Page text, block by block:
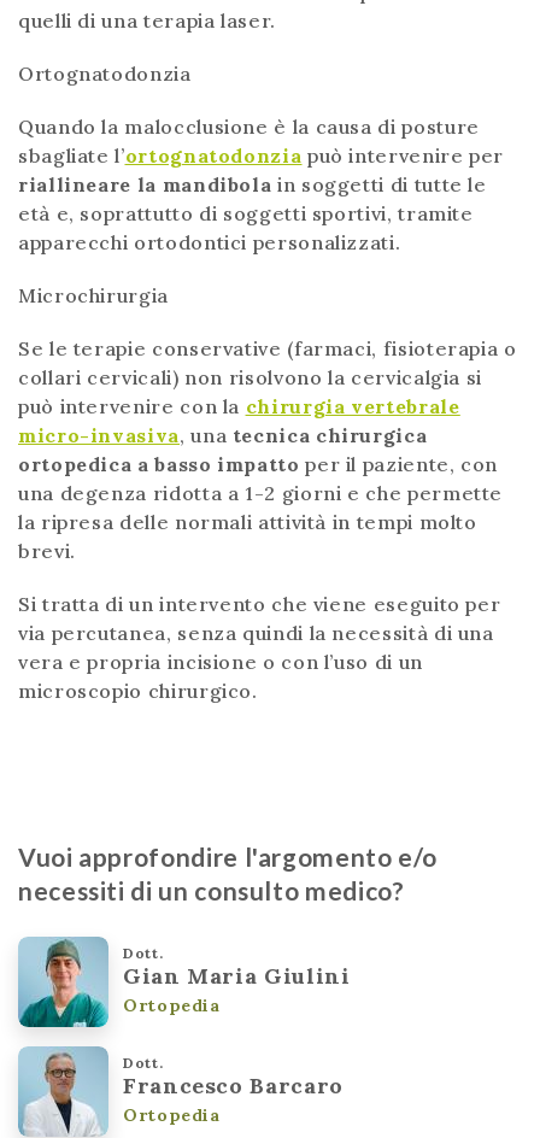
quelli di una terapia laser.
Ortognatodonzia
Quando la malocclusione è la causa di posture
sbagliate l’ortognatodonzia può intervenire per
riallineare la mandibola in soggetti di tutte le
età e, soprattutto di soggetti sportivi, tramite
apparecchi ortodontici personalizzati.
Microchirurgia
Se le terapie conservative (farmaci, fisioterapia o
collari cervicali) non risolvono la cervicalgia si
può intervenire con la chirurgia vertebrale
micro-invasiva, una tecnica chirurgica
ortopedica a basso impattoper il paziente, con
una degenza ridotta a 1-2 giorni e che permette
la ripresa delle normali attività in tempi molto
brevi.
Si tratta di un intervento che viene eseguito per
via percutanea, senza quindi la necessità di una
vera e propria incisione o con l’uso di un
microscopio chirurgico.
Vuoi approfondire l'argomento e/o
necessiti di un consulto medico?
Dott.
Gian Maria Giulini
Ortopedia
Dott.
Francesco Barcaro
Ortopedia